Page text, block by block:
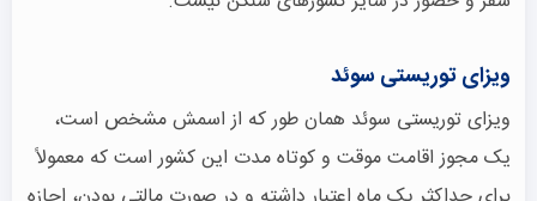
ویزای توریستی سوئد
ویزای توریستی سوئد همان طور که از اسمش مشخص است،
یک مجوز اقامت موقت و کوتاه مدت این کشور است که معمولاً